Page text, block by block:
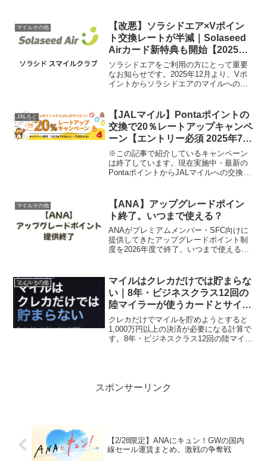
ャンス。条件、注意点、どこかにマイル
抽選、事前準備を解説します。
マイルその他
【改悪】ソラシドエア×Vポイン
ト交換レートが半減｜Solaseed
Airカード新特典も開始【2025年
12月】
ソラシドエアをご利用の方にとって重要
なお知らせです。2025年12月より、Vポ
イントからソラシドエアのマイルへの交
伴い、実質的に交換効率が半減する形と
なります。一...
JALろぐ
【JALマイル】Pontaポイントの
交換で20％レートアップキャンペ
ーン【エントリー必須 2025年7
月】
※この記事で紹介しているキャンペーン
は終了しています。現在実施中・最新の
PontaポイントからJALマイルへの交換レ
PontaポイントからJALマイル交換レート
アップキ...
マイルその他
【ANA】アップグレードポイン
ト終了。いつまで使える？
ANAがプレミアムメンバー・SFC向けに
提供してきたアップグレードポイント制
度を2026年度で終了。いつまで使える？
マイルその他
マイルはクレカだけでは貯まらな
い｜8年・ビジネスクラス12回の
陸マイラーが使うカードとサイト
【2026年】
クレカだけでマイルを貯めようとすると
1,000万円以上の決済が必要になる計算で
す。8年・ビジネスクラス12回の陸マイラ
スポンサーリンク
【2/28限定】ANAにキュン！GWの国内
線セール運賃まとめ。激戦の争奪戦